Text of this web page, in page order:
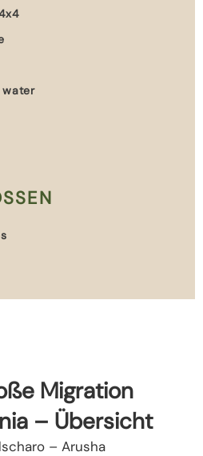
water
Migration
– Übersicht
– Arusha